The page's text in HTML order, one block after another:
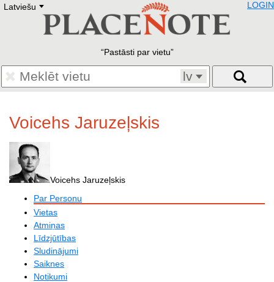
Latviešu E
Deutsch
Francais
Polski
Eestikeelne
LOGIN
Pastāsti par vietu
lv
Voicehs Jaruzeļskis
Voicehs Jaruzeļskis
Par Personu
Vietas
Atmiņas
Līdzjūtības
Sludinājumi
Saiknes
Notikumi